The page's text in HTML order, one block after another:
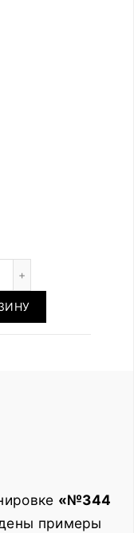
«№344
примеры